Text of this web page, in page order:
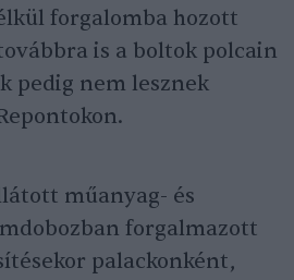
forgalomba hozott
is a boltok polcain
pedig nem lesznek
műanyag- és
forgalmazott
palackonként,